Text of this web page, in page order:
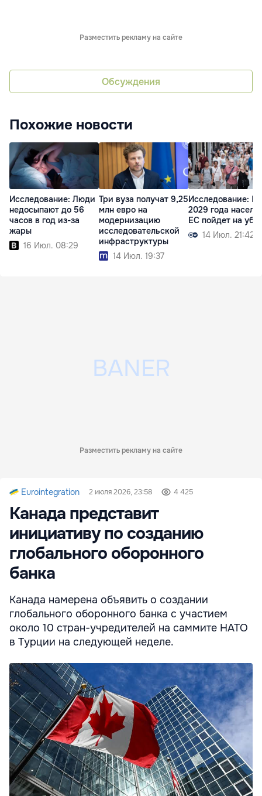
Разместить рекламу на сайте
Обсуждения
Похожие новости
Исследование: Люди
недосыпают до 56
часов в год из-за
жары
16 Июл. 08:29
Три вуза получат 9,25
млн евро на
модернизацию
исследовательской
инфраструктуры
14 Июл. 19:37
Исследование:
2029 года
ЕС пойдет на
14 Июл. 21:42
Разместить рекламу на сайте
Eurointegration 2 июля 2026, 23:58 4 425
Канада представит
инициативу по созданию
глобального оборонного
банка
Канада намерена объявить о создании
глобального оборонного банка с участием
около 10 стран-учредителей на саммите НАТО
в Турции на следующей неделе.